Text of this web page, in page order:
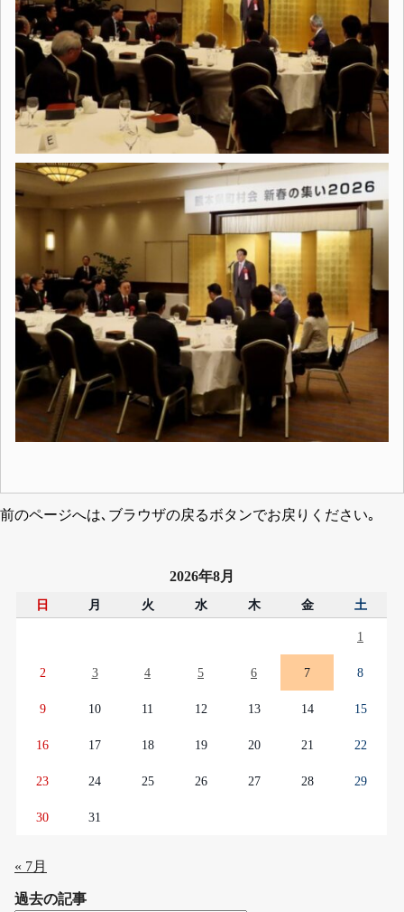
前のページへは､ブラウザの戻るボタンでお戻りください｡
2026年8月
日 月 火 水 木 金 土
1
2 3 4 5 6 7 8
9 10 11 12 13 14 15
16 17 18 19 20 21 22
23 24 25 26 27 28 29
30 31
« 7月
過去の記事